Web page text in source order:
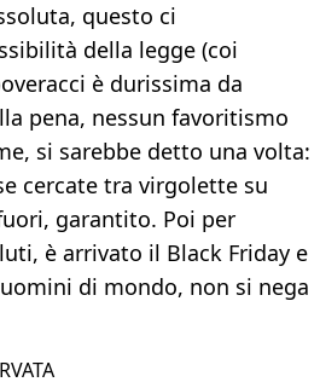
questo ci
della legge (coi
è durissima da
pena, nessun favoritismo
si sarebbe detto una volta:
cercate tra virgolette su
garantito. Poi per
è arrivato il Black Friday e
di mondo, non si nega